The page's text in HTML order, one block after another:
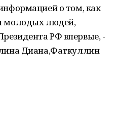
о том, как
молодых людей,
РФ впервые, -
Диана,Фаткуллин